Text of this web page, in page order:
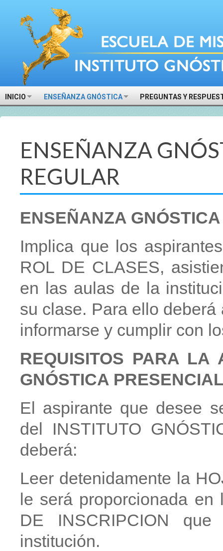
INICIO ENSEÑANZA GNÓSTICA PREGUNTAS Y
ENSEÑANZA
REGULAR
ENSEÑANZA
Implica que los
ROL DE CLASES,
en las aulas de la
su clase. Para ello
informarse y cumplir con
REQUISITOS PARA LA
GNÓSTICA
El aspirante que desee
del INSTITUTO
deberá:
Leer detenidamente la
le será proporcionada
DE INSCRIPCION
institución.